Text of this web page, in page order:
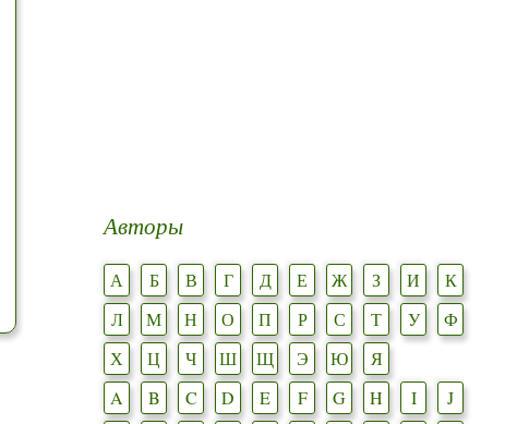
Авторы
А Б В Г Д Е Ж З И
К
Л
М Н О П Р С Т У
Ф
Х
Ц Ч Ш Щ Э Ю
Я
A
B C D E F G H I
J